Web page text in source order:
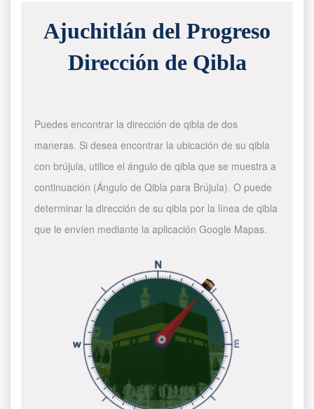
Ajuchitlán del Progreso
Dirección de Qibla
Puedes encontrar la dirección de qibla de dos
maneras. Si desea encontrar la ubicación de su qibla
con brújula, utilice el ángulo de qibla que se muestra a
continuación (Ángulo de Qibla para Brújula). O puede
determinar la dirección de su qibla por la línea de qibla
que le envíen mediante la aplicación Google Mapas.